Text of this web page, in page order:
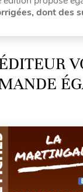
dont des